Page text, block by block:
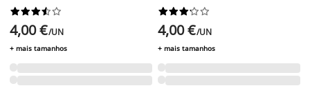






4,00 €/UN
+ mais tamanhos






4,00 €/UN
+ mais tamanhos